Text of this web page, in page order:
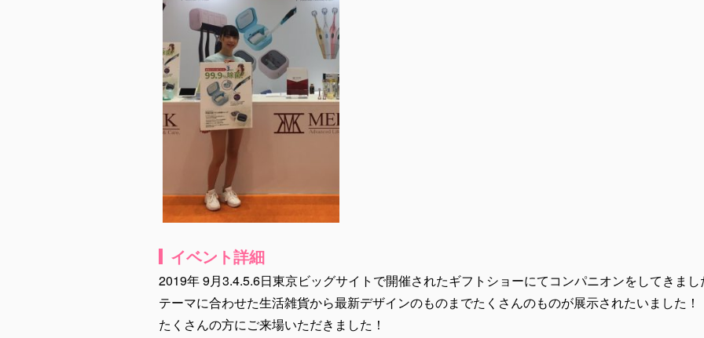
イベント詳細
2019年 9月3.4.5.6日東京ビッグサイトで開催されたギフトショーにてコンパニオンをしてきまし
テーマに合わせた生活雑貨から最新デザインのものまでたくさんのものが展示されたいました！
たくさんの方にご来場いただきました！